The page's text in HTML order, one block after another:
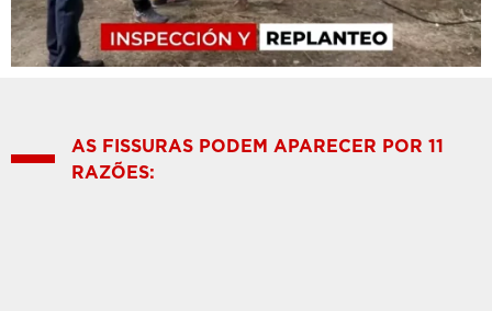
AS FISSURAS PODEM APARECER POR 11
RAZÕES: